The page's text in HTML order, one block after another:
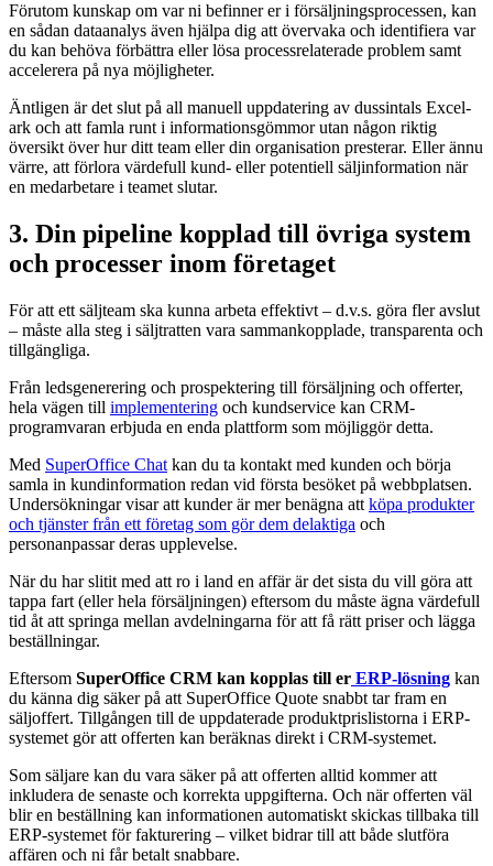
Förutom kunskap om var ni befinner er i försäljningsprocessen, kan
en sådan dataanalys även hjälpa dig att övervaka och identifiera var
du kan behöva förbättra eller lösa processrelaterade problem samt
accelerera på nya möjligheter.
Äntligen är det slut på all manuell uppdatering av dussintals Excel-
ark och att famla runt i informationsgömmor utan någon riktig
översikt över hur ditt team eller din organisation presterar. Eller ännu
värre, att förlora värdefull kund- eller potentiell säljinformation när
en medarbetare i teamet slutar.
3. Din pipeline kopplad till övriga system
och processer inom företaget
För att ett säljteam ska kunna arbeta effektivt – d.v.s. göra fler avslut
– måste alla steg i säljtratten vara sammankopplade, transparenta och
tillgängliga.
Från ledsgenerering och prospektering till försäljning och offerter,
hela vägen till implementering och kundservice kan CRM-
programvaran erbjuda en enda plattform som möjliggör detta.
Med SuperOffice Chat kan du ta kontakt med kunden och börja
samla in kundinformation redan vid första besöket på webbplatsen.
Undersökningar visar att kunder är mer benägna att köpa produkter
och tjänster från ett företag som gör dem delaktiga och
personanpassar deras upplevelse.
När du har slitit med att ro i land en affär är det sista du vill göra att
tappa fart (eller hela försäljningen) eftersom du måste ägna värdefull
tid åt att springa mellan avdelningarna för att få rätt priser och lägga
beställningar.
Eftersom SuperOffice CRM kan kopplas till er ERP-lösning kan
du känna dig säker på att SuperOffice Quote snabbt tar fram en
säljoffert. Tillgången till de uppdaterade produktprislistorna i ERP-
systemet gör att offerten kan beräknas direkt i CRM-systemet.
Som säljare kan du vara säker på att offerten alltid kommer att
inkludera de senaste och korrekta uppgifterna. Och när offerten väl
blir en beställning kan informationen automatiskt skickas tillbaka till
ERP-systemet för fakturering – vilket bidrar till att både slutföra
affären och ni får betalt snabbare.